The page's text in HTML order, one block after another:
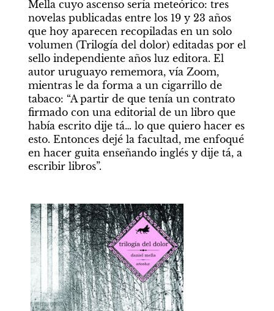
Mella cuyo ascenso sería meteórico: tres
novelas publicadas entre los 19 y 23 años
que hoy aparecen recopiladas en un solo
volumen (Trilogía del dolor) editadas por el
sello independiente años luz editora. El
autor uruguayo rememora, vía Zoom,
mientras le da forma a un cigarrillo de
tabaco: “A partir de que tenía un contrato
firmado con una editorial de un libro que
había escrito dije tá… lo que quiero hacer es
esto. Entonces dejé la facultad, me enfoqué
en hacer guita enseñando inglés y dije tá, a
escribir libros”.